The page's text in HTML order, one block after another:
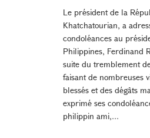
Le président de la
Khatchatourian, a
condoléances au
Philippines, Ferdinand
suite du tremblement
faisant de nombreuses
blessés et des dégâts
exprimé ses
philippin ami,...